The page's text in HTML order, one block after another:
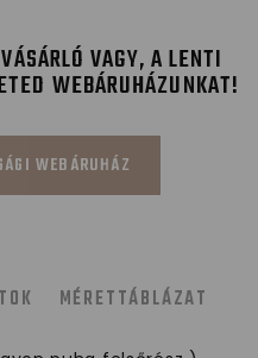
VAGY, A LENTI
WEBÁRUHÁZUNKAT!
WEBÁRUHÁZ
MÉRETTÁBLÁZAT